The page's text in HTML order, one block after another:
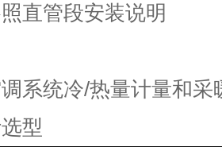
直管段安装说明
系统冷/热量计量和采
型